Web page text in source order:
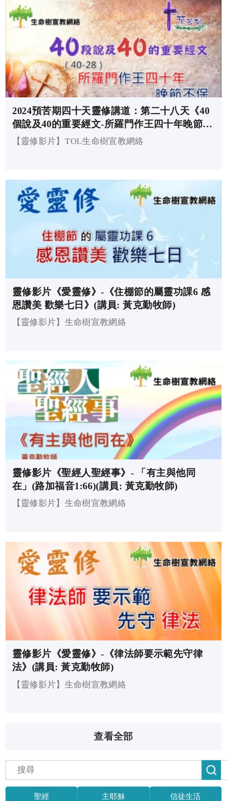
2024預苦期四十天靈修講道：第二十八天《40
個說及40的重要經文-所羅門作王四十年晚節不
保》(講員：黃克勤牧師)
【靈修影片】TOL生命樹宣教網絡
靈修影片《愛靈修》-《住棚節的屬靈功課6 感
恩讚美 歡樂七日》(講員: 黃克勤牧師)
【靈修影片】生命樹宣教網絡
靈修影片《聖經人聖經事》- 「有主與他同
在」(路加福音1:66)(講員: 黃克勤牧師)
【靈修影片】生命樹宣教網絡
靈修影片《愛靈修》-《律法師要示範先守律
法》(講員: 黃克勤牧師)
【靈修影片】生命樹宣教網絡
查看全部
聖經 主耶穌 信徒生活